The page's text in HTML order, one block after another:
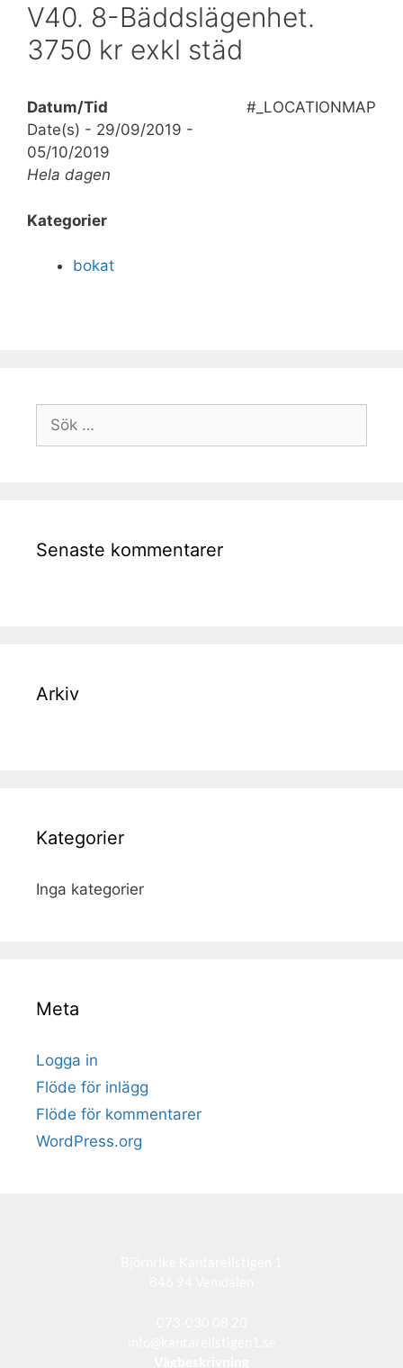
V40. 8-Bäddslägenhet.
3750 kr exkl städ
#_LOCATIONMAP
Datum/Tid
Date(s) - 29/09/2019 -
05/10/2019
Hela dagen
Kategorier
bokat
Senaste kommentarer
Arkiv
Kategorier
Inga kategorier
Meta
Logga in
Flöde för inlägg
Flöde för kommentarer
WordPress.org